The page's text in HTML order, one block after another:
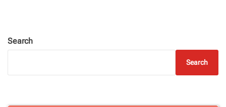
Search
Search